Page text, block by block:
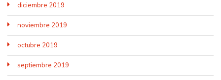
diciembre 2019
noviembre 2019
octubre 2019
septiembre 2019